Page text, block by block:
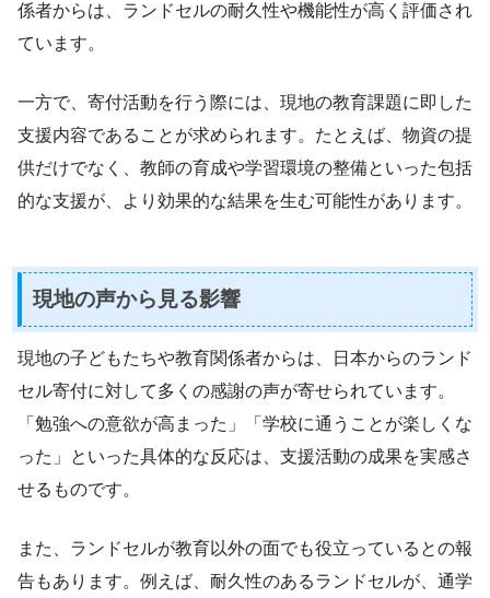
係者からは、ランドセルの耐久性や機能性が高く評価され
ています。
一方で、寄付活動を行う際には、現地の教育課題に即した
支援内容であることが求められます。たとえば、物資の提
供だけでなく、教師の育成や学習環境の整備といった包括
的な支援が、より効果的な結果を生む可能性があります。
現地の声から見る影響
現地の子どもたちや教育関係者からは、日本からのランド
セル寄付に対して多くの感謝の声が寄せられています。
「勉強への意欲が高まった」「学校に通うことが楽しくな
った」といった具体的な反応は、支援活動の成果を実感さ
せるものです。
また、ランドセルが教育以外の面でも役立っているとの報
告もあります。例えば、耐久性のあるランドセルが、通学